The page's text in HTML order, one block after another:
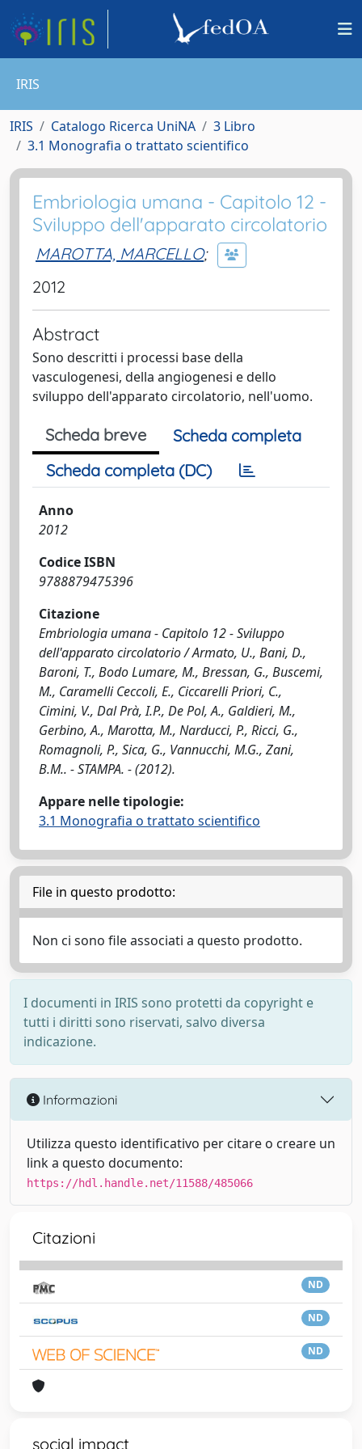
IRIS
IRIS Catalogo Ricerca UniNA
3 Libro
3.1 Monografia o trattato scientifico
Embriologia umana - Capitolo 12 -
Sviluppo dell'apparato circolatorio
MAROTTA, MARCELLO;
2012
Abstract
Sono descritti i processi base della
vasculogenesi, della angiogenesi e dello
sviluppo dell'apparato circolatorio, nell'uomo.
Scheda breve
Scheda completa
Scheda completa (DC)
Anno
2012
Codice ISBN
9788879475396
Citazione
Embriologia umana - Capitolo 12 - Sviluppo
dell'apparato circolatorio / Armato, U., Bani, D.,
Baroni, T., Bodo Lumare, M., Bressan, G., Buscemi,
M., Caramelli Ceccoli, E., Ciccarelli Priori, C.,
Cimini, V., Dal Prà, I.P., De Pol, A., Galdieri, M.,
Gerbino, A., Marotta, M., Narducci, P., Ricci, G.,
Romagnoli, P., Sica, G., Vannucchi, M.G., Zani,
B.M.. - STAMPA. - (2012).
Appare nelle tipologie:
3.1 Monografia o trattato scientifico
File in questo prodotto:
Non ci sono file associati a questo prodotto.
I documenti in IRIS sono protetti da copyright e
tutti i diritti sono riservati, salvo diversa
indicazione.
Informazioni
Utilizza questo identificativo per citare o creare un
link a questo documento:
https://hdl.handle.net/11588/485066
Citazioni
ND
ND
ND
social impact